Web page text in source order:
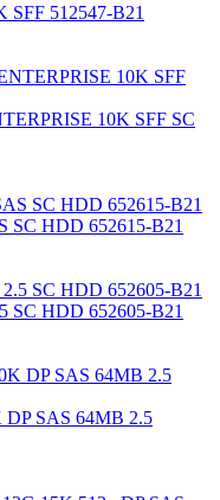
SFF 512547-B21
10K SFF SC
SC HDD 652615-B21
SC HDD 652605-B21
DP SAS 64MB 2.5